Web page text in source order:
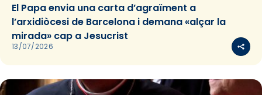
El Papa envia una carta d’agraïment a
l’arxidiòcesi de Barcelona i demana «alçar la
mirada» cap a Jesucrist
13/07/2026